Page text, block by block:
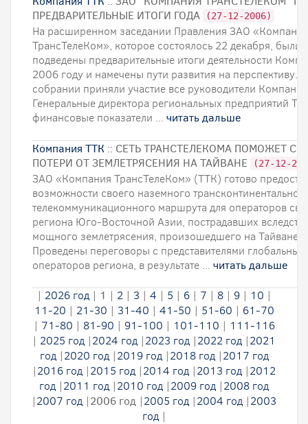
ПРЕДВАРИТЕЛЬНЫЕ ИТОГИ ГОДА
(27-12-2006)
На расширенном заседании Правления ЗАО «Компания
ТрансТелеКом», которое состоялось 22 декабря, были
подведены предварительные итоги деятельности
2006 году и намечены пути развития на перспективу. В
собрании приняли участие все руководители
Генеральные директора региональных предприятий
финансовые показатели ... читать дальше
Компания ТТК :: СЕТЬ ТРАНСТЕЛЕКОМА ПОМОЖЕТ
ПОТЕРИ ОТ ЗЕМЛЕТРЯСЕНИЯ НА ТАЙВАНЕ
(27-12-
ЗАО «Компания ТрансТелеКом» (ТТК) готово
возможности своего наземного
телекоммуникационного маршрута для операторов
региона Юго-Восточной Азии, пострадавших
мощного землетрясения, произошедшего на Тайване.
Проведены переговоры с представителями глобальных
операторов региона, в результате ... читать дальше
| 2026 год| 1 | 2| 3 | 4 | 5 | 6| 7 | 8| 9| 10 |
11-20 | 21-30 | 31-40 | 41-50 | 51-60 | 61-70
| 71-80 | 81-90 | 91-100 | 101-110 | 111-116
| 2025 год |2024 год |2023 год |2022 год |2021
год|2020 год|2019 год|2018 год|2017 год
|2016 год |2015 год |2014 год |2013 год |2012
год |2011 год |2010 год |2009 год |2008 год
|2007 год |2006 год |2005 год |2004 год |2003
год|